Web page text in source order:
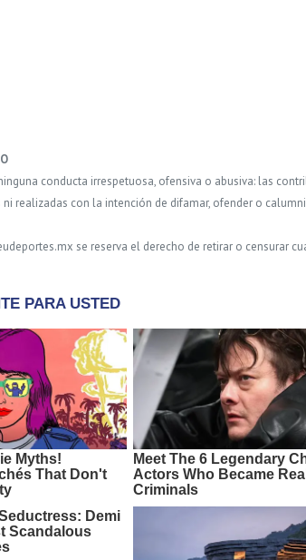
conducta irrespetuosa, ofensiva o abusiva: las
realizadas con la intención de difamar, ofender o
se reserva el derecho de retirar o censurar